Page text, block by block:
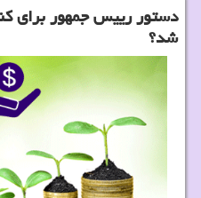
دستور رییس جمهور برای
شد؟